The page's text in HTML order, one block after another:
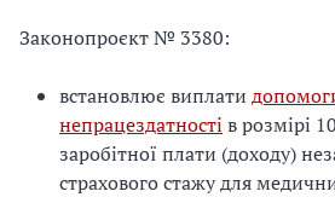
Законопроєкт № 3380:
встановлює виплати
непрацездатності в розмірі
заробітної плати (доходу)
страхового стажу для